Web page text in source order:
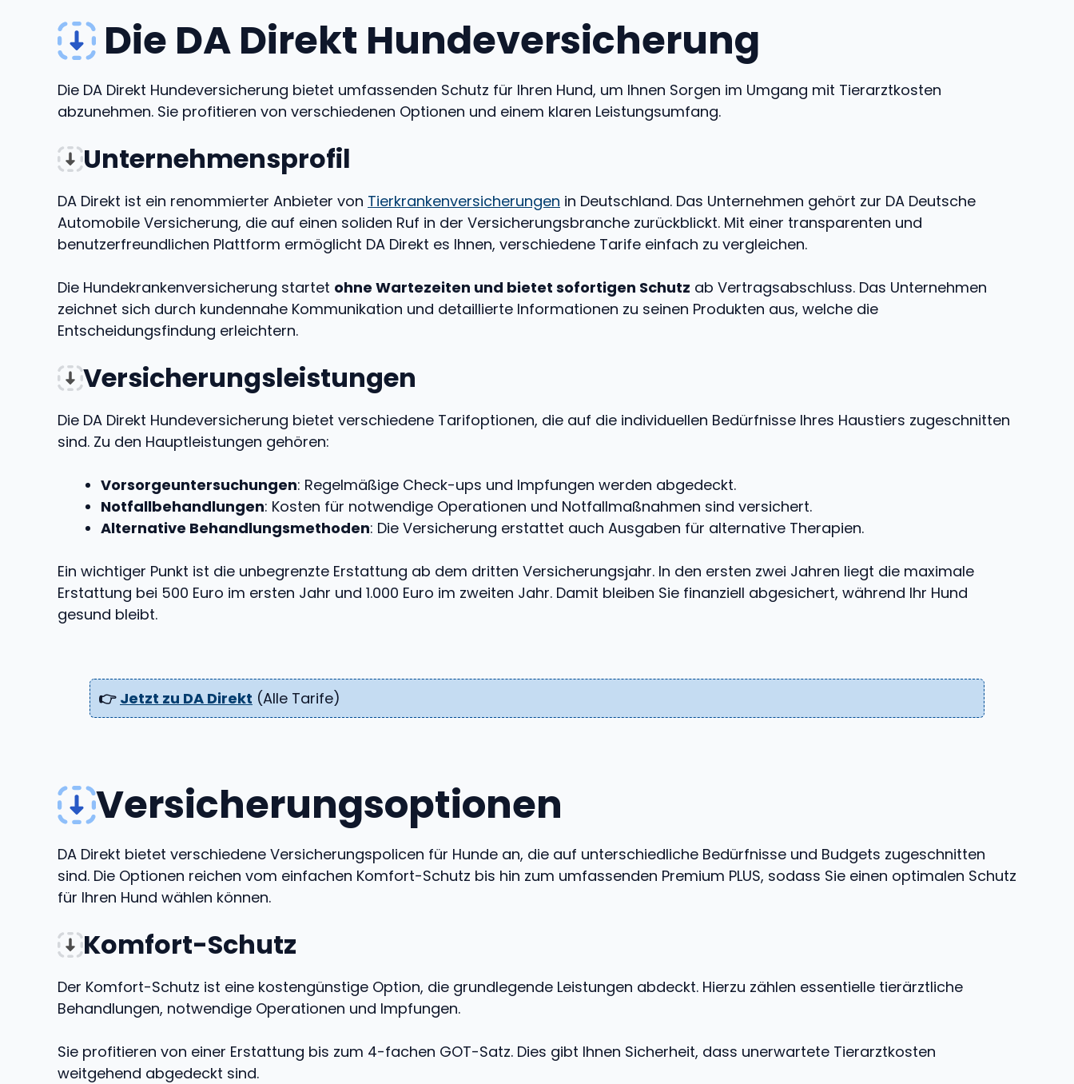
Die DA Direkt Hundeversicherung
Die DA Direkt Hundeversicherung bietet umfassenden Schutz für Ihren Hund, um Ihnen Sorgen im Umgang mit Tierarztkosten
abzunehmen. Sie profitieren von verschiedenen Optionen und einem klaren Leistungsumfang.
Unternehmensprofil
DA Direkt ist ein renommierter Anbieter von Tierkrankenversicherungen in Deutschland. Das Unternehmen gehört zur DA Deutsche
Automobile Versicherung, die auf einen soliden Ruf in der Versicherungsbranche zurückblickt. Mit einer transparenten und
benutzerfreundlichen Plattform ermöglicht DA Direkt es Ihnen, verschiedene Tarife einfach zu vergleichen.
Die Hundekrankenversicherung startet ohne Wartezeiten und bietet sofortigen Schutz ab Vertragsabschluss. Das Unternehmen
zeichnet sich durch kundennahe Kommunikation und detaillierte Informationen zu seinen Produkten aus, welche die
Entscheidungsfindung erleichtern.
Versicherungsleistungen
Die DA Direkt Hundeversicherung bietet verschiedene Tarifoptionen, die auf die individuellen Bedürfnisse Ihres Haustiers zugeschnitten
sind. Zu den Hauptleistungen gehören:
Vorsorgeuntersuchungen: Regelmäßige Check-ups und Impfungen werden abgedeckt.
Notfallbehandlungen: Kosten für notwendige Operationen und Notfallmaßnahmen sind versichert.
Alternative Behandlungsmethoden: Die Versicherung erstattet auch Ausgaben für alternative Therapien.
Ein wichtiger Punkt ist die unbegrenzte Erstattung ab dem dritten Versicherungsjahr. In den ersten zwei Jahren liegt die maximale
Erstattung bei 500 Euro im ersten Jahr und 1.000 Euro im zweiten Jahr. Damit bleiben Sie finanziell abgesichert, während Ihr Hund
gesund bleibt.
👉 Jetzt zu DA Direkt (Alle Tarife)
Versicherungsoptionen
DA Direkt bietet verschiedene Versicherungspolicen für Hunde an, die auf unterschiedliche Bedürfnisse und Budgets zugeschnitten
sind. Die Optionen reichen vom einfachen Komfort-Schutz bis hin zum umfassenden Premium PLUS, sodass Sie einen optimalen Schutz
für Ihren Hund wählen können.
Komfort-Schutz
Der Komfort-Schutz ist eine kostengünstige Option, die grundlegende Leistungen abdeckt. Hierzu zählen essentielle tierärztliche
Behandlungen, notwendige Operationen und Impfungen.
Sie profitieren von einer Erstattung bis zum 4-fachen GOT-Satz. Dies gibt Ihnen Sicherheit, dass unerwartete Tierarztkosten
weitgehend abgedeckt sind.